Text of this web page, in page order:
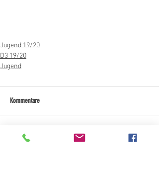
Jugend 19/20
D3 19/20
Jugend
Kommentare
Kommentar verfassen...